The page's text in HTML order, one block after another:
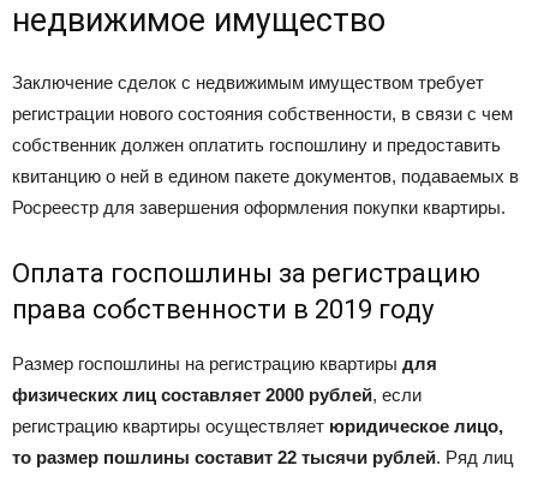
недвижимое имущество
Заключение сделок с недвижимым имуществом требует
регистрации нового состояния собственности, в связи с чем
собственник должен оплатить госпошлину и предоставить
квитанцию о ней в едином пакете документов, подаваемых в
Росреестр для завершения оформления покупки квартиры.
Оплата госпошлины за регистрацию
права собственности в 2019 году
Размер госпошлины на регистрацию квартиры для
физических лиц составляет 2000 рублей, если
регистрацию квартиры осуществляет юридическое лицо,
то размер пошлины составит 22 тысячи рублей. Ряд лиц